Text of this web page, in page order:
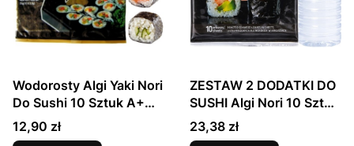
Wodorosty Algi Yaki Nori
Do Sushi 10 Sztuk A+
HOSAN
Cena
12,90 zł
ZESTAW 2 DODATKI DO
SUSHI Algi Nori 10 Sztuk
+ Ocet Ryżowy 1000ml
ASIA KITCHEN
Cena
23,38 zł